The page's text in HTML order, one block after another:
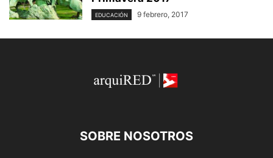
EDUCACIÓN 9 febrero, 2017
SOBRE NOSOTROS